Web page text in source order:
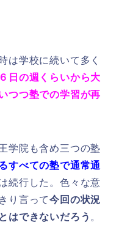
は学校に続いて多く
日の週くらいから大
つつ塾での学習が再
学院も含め三つの塾
すべての塾で通常通
続行した。色々な意
り言って今回の状況
はできないだろう 。